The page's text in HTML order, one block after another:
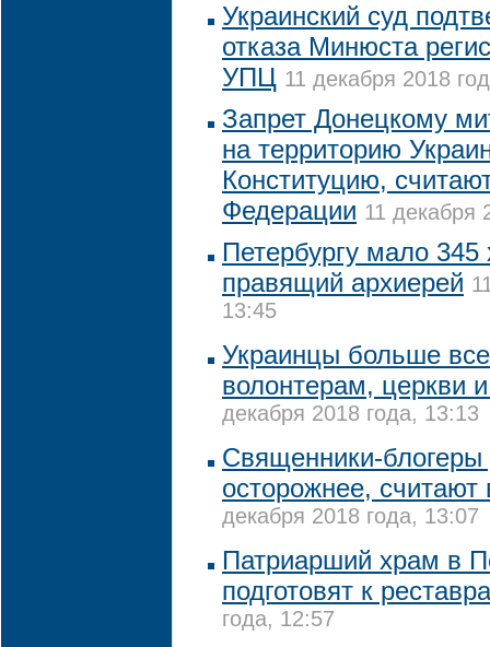
Украинский суд
отказа Минюста
УПЦ 11 декабря 2018
Запрет Донецкому
на территорию
Конституцию,
Федерации 11 декабря
Петербургу мало 345
правящий архиерей
13:45
Украинцы больше
волонтерам, церкви
декабря 2018 года, 13:13
Священники-
осторожнее, считают
декабря 2018 года, 13:07
Патриарший храм в
подготовят к
года, 12:57